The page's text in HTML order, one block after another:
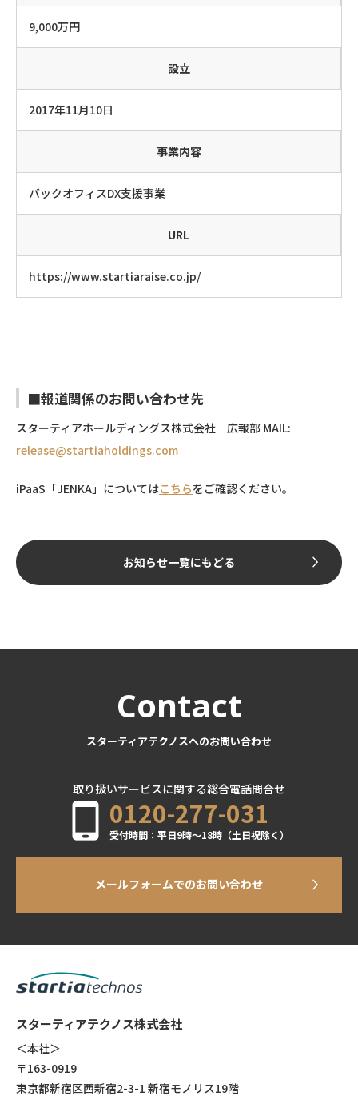
9,000万円
設立
2017年11月10日
事業内容
バックオフィスDX支援事業
URL
https://www.startiaraise.co.jp/
■報道関係のお問い合わせ先
スターティアホールディングス株式会社 広報部 MAIL:
release@startiaholdings.com
iPaaS「JENKA」についてはこちらをご確認ください。
お知らせ一覧にもどる
Contact
スターティアテクノスへのお問い合わせ
取り扱いサービスに関する総合電話問合せ
0120-277-031
受付時間：平日9時～18時（土日祝除く）
メールフォームでのお問い合わせ
スターティアテクノス株式会社
＜本社＞
〒163-0919
東京都新宿区西新宿2-3-1 新宿モノリス19階